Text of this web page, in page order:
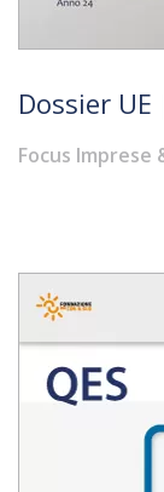
Dossier
Focus Imprese